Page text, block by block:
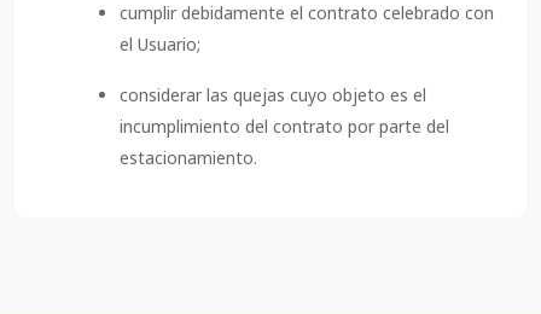
cumplir debidamente el contrato celebrado con
el Usuario;
considerar las quejas cuyo objeto es el
incumplimiento del contrato por parte del
estacionamiento.